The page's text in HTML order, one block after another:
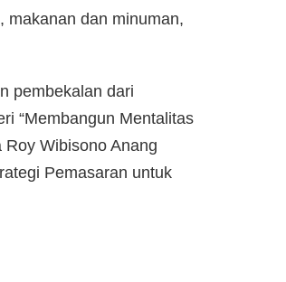
makanan dan minuman,
pembekalan dari
“Membangun Mentalitas
Wibisono Anang
Pemasaran untuk